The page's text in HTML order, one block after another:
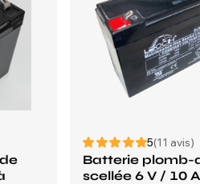
5(11 avis)
Batterie plomb-
scellée 6 V / 10